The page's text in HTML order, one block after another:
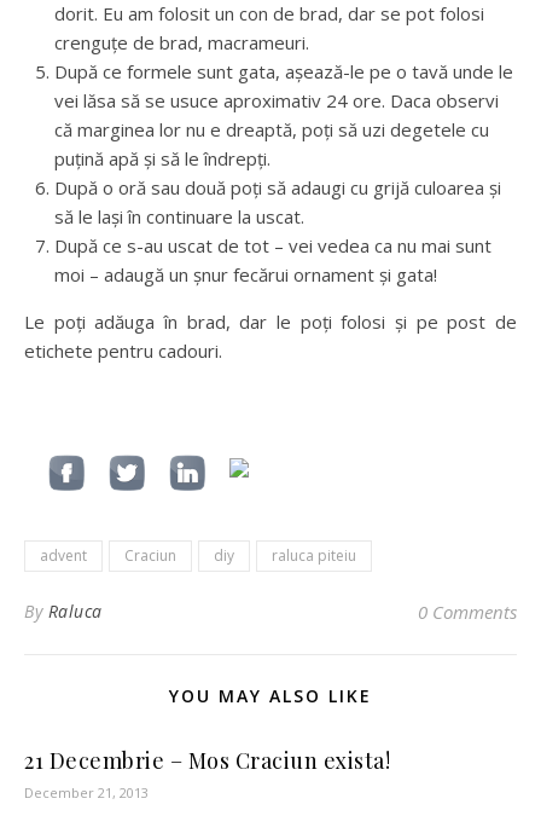
dorit. Eu am folosit un con de brad, dar se pot folosi
crenguțe de brad, macrameuri.
După ce formele sunt gata, așează-le pe o tavă unde le
vei lăsa să se usuce aproximativ 24 ore. Daca observi
că marginea lor nu e dreaptă, poți să uzi degetele cu
puțină apă și să le îndrepți.
După o oră sau două poți să adaugi cu grijă culoarea și
să le lași în continuare la uscat.
După ce s-au uscat de tot – vei vedea ca nu mai sunt
moi – adaugă un șnur fecărui ornament și gata!
Le poți adăuga în brad, dar le poți folosi și pe post de
etichete pentru cadouri.
advent Craciun diy raluca piteiu
By Raluca 0 Comments
YOU MAY ALSO LIKE
21 Decembrie – Mos Craciun exista!
December 21, 2013